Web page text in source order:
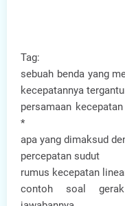
Tag:
sebuah benda yang
kecepatannya
persamaan
*
apa yang dimaksud
percepatan sudut
rumus kecepatan
contoh soal